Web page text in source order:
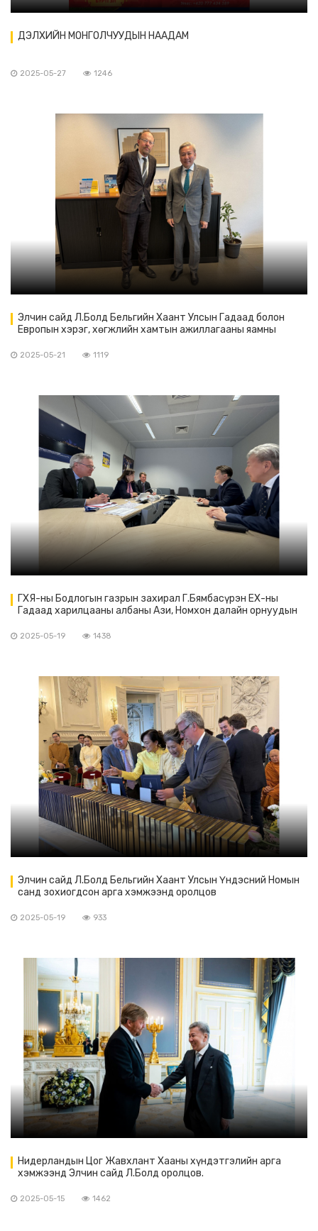
ДЭЛХИЙН МОНГОЛЧУУДЫН НААДАМ
2025-05-27 1246
Элчин сайд Л.Болд Бельгийн Хаант Улсын Гадаад болон
Европын хэрэг, хөгжлийн хамтын ажиллагааны яамны
2025-05-21 1119
ГХЯ-ны Бодлогын газрын захирал Г.Бямбасүрэн ЕХ-ны
Гадаад харилцааны албаны Ази, Номхон далайн орнуудын
2025-05-19 1438
Элчин сайд Л.Болд Бельгийн Хаант Улсын Үндэсний Номын
санд зохиогдсон арга хэмжээнд оролцов
2025-05-19 933
Нидерландын Цог Жавхлант Хааны хүндэтгэлийн арга
хэмжээнд Элчин сайд Л.Болд оролцов.
2025-05-15 1462